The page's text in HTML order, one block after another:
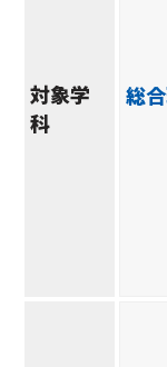
対象学
科
総